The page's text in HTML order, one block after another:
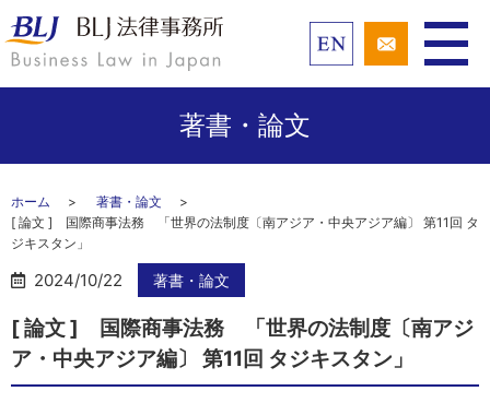
著書・論文
ホーム
著書・論文
[ 論文 ] 国際商事法務 「世界の法制度〔南アジア・中央アジア編〕 第11回 タ
ジキスタン」
2024/10/22 著書・論文
[ 論文 ] 国際商事法務 「世界の法制度〔南アジ
ア・中央アジア編〕 第11回 タジキスタン」